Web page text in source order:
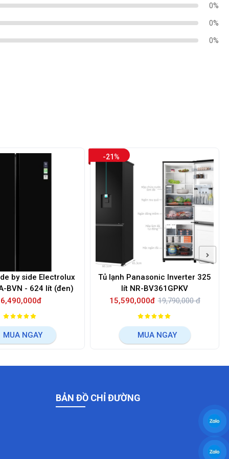
0%
0%
0%
by side Electrolux
BVN - 624 lít (đen)
MUA NGAY
Tủ lạnh Panasonic Inverter 325
lít NR-BV361GPKV
15,590,000đ 19,790,000 đ
-21%
MUA NGAY
BẢN ĐỒ CHỈ ĐƯỜNG